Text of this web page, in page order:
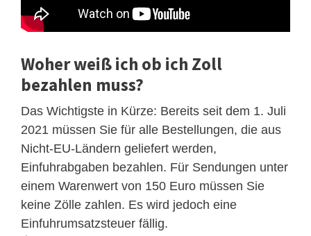
Woher weiß ich ob ich Zoll
bezahlen muss?
Das Wichtigste in Kürze: Bereits seit dem 1. Juli
2021 müssen Sie für alle Bestellungen, die aus
Nicht-EU-Ländern geliefert werden,
Einfuhrabgaben bezahlen. Für Sendungen unter
einem Warenwert von 150 Euro müssen Sie
keine Zölle zahlen. Es wird jedoch eine
Einfuhrumsatzsteuer fällig.